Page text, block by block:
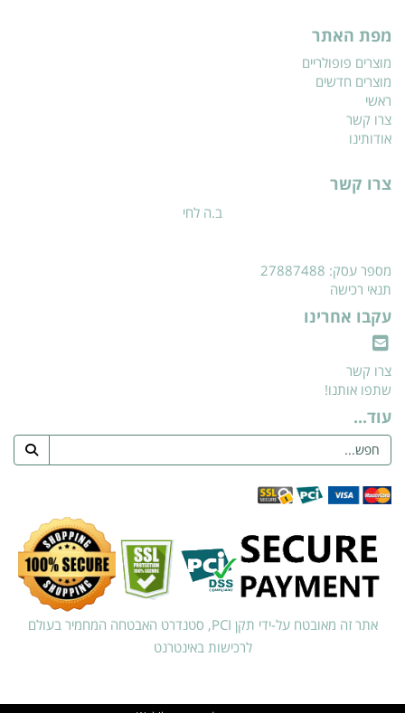
מפת האתר
מוצרים פופולריים
מוצרים חדשים
ראשי
צרו קשר
אודותינו
צרו קשר
ב.ה לחי
מספר עסק: 27887488
תנאי רכישה
עקבו אחרינו
צרו קשר
שתפו אותנו!
עוד...
אתר זה מאובטח על-ידי תקן PCI, סטנדרט האבטחה המחמיר בעולם
לרכישות באינטרנט